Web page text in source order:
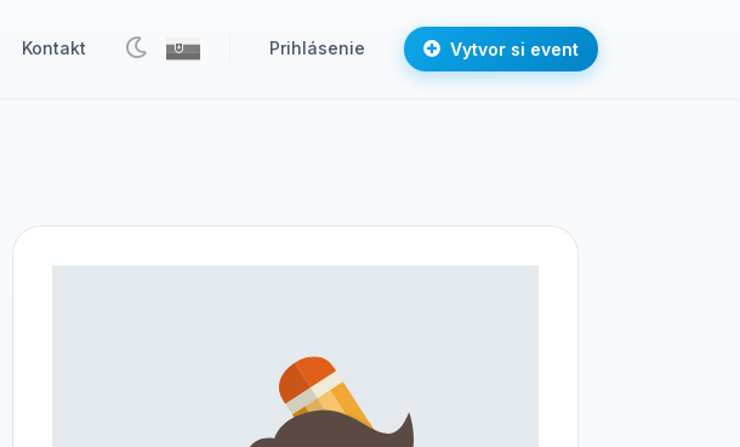
Kontakt Prihlásenie Vytvor si event